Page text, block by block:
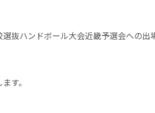
ハンドボール大会近畿予選会への出
す。